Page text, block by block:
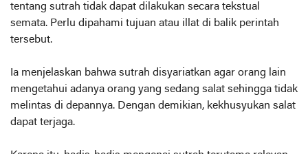
tentang sutrah tidak dapat dilakukan secara tekstual
semata. Perlu dipahami tujuan atau illat di balik perintah
tersebut.
Ia menjelaskan bahwa sutrah disyariatkan agar orang lain
mengetahui adanya orang yang sedang salat sehingga tidak
melintas di depannya. Dengan demikian, kekhusyukan salat
dapat terjaga.